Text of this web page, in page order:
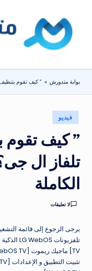
المحتوىبوا
مت
دو
ر
ش
تعرف
المنزلية
يومياً
بوابة متدورش » ” كيف تقوم
نُشر
في
فيديو
” كيف
تلفاز ال
الكاملة
لا تعليقات
يرجى الرجوع إلى قائمة